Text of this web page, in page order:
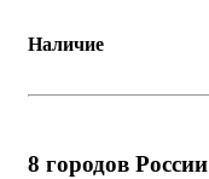
Наличие
8 городов России